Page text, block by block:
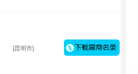
[昆明市]